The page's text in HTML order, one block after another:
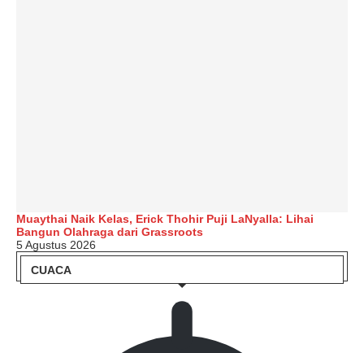
Muaythai Naik Kelas, Erick Thohir Puji LaNyalla: Lihai
Bangun Olahraga dari Grassroots
5 Agustus 2026
CUACA